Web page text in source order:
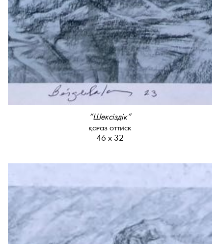
“Шексіздік”
қағаз оттиск
46 х 32